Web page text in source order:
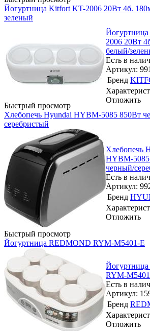
Йогуртница Kitfort KT-2006 20Вт 4б.
зеленый
Быстрый просмотр
2006 20Вт
белый/
Есть в
Артикул:
Бренд
Отложить
Хлебопечь Hyundai HYBM-5085 850Вт
серебристый
Быстрый просмотр
Хлебопечь
HYBM-
черный/
Есть в
Артикул:
Бренд
Отложить
Йогуртница REDMOND RYM-M5401-E
RYM-
Есть в
Артикул:
Бренд
Отложить